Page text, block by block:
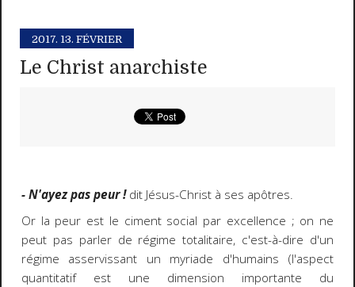
2017. 13. FÉVRIER
Le Christ anarchiste
- N'ayez pas peur !dit Jésus-Christ à ses apôtres.
Or la peur est le ciment social par excellence ; on ne
peut pas parler de régime totalitaire, c'est-à-dire d'un
régime asservissant un myriade d'humains (l'aspect
quantitatif est une dimension importante du